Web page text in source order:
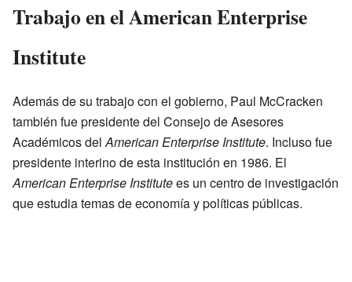
Trabajo en el American Enterprise
Institute
Además de su trabajo con el gobierno, Paul McCracken
también fue presidente del Consejo de Asesores
Académicos delAmerican Enterprise Institute. Incluso fue
presidente interino de esta institución en 1986. El
American Enterprise Institutees un centro de investigación
que estudia temas de economía y políticas públicas.